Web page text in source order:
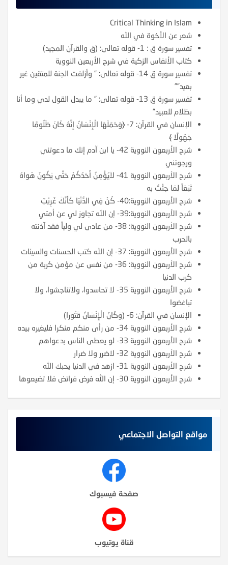
Critical Thinking in Islam
شعر عن الأخوة في الله
تفسير سورة ق : 1- قوله تعالى: (ق والقرآن المجيد)
كتاب الأنفاس الزكية في شرح الأربعين النووية
تفسير سورة ق 14- قوله تعالى: ” وأزلفت الجنة للمتقين غير
بعيد””
تفسير سورة ق 13- قوله تعالى: ” ما يبدل القول لدي وما أنا
بظلام للعبيد”
الإنسان في القرآن: 7- ﴿وَحَمَلَهَا الْإِنْسَانُ إِنَّهُ كَانَ ظَلُومًا
جَهُولًا ﴾
شرح الأربعون النووية 42- يا ابن آدم إنك ما دعوتني
ورجوتني
شرح الأربعون النووية 41- لاَيُؤْمِنُ أَحَدُكُمْ حَتَّى يَكُونَ هَواهُ
تَبَعَاً لِمَا جِئْتُ بِهِ
شرح الأربعون النووية:40- كُنْ فِي الدُّنْيَا كَأَنَّكَ غَرِيْبٌ
شرح الأربعون النووية:39- إن الله تجاوز لي عن أمتي
شرح الأربعون النووية: 38- من عادى لي ولياً فقد آذنته
بالحرب
شرح الأربعون النووية: 37- إن الله كتب الحسنات والسيئات
شرح الأربعون النووية: 36- من نفس عن مؤمن كربة من
كرب الدنيا
شرح الأربعون النووية 35- لا تحاسدوا، ولاتناجشوا، ولا
تباغضوا
الإنسان في القرآن: 6- (وَكَانَ الْإِنْسَانُ قَتُورا)
شرح الأربعون النووية 34- من رأى منكم منكرا فليغيره بيده
شرح الأربعون النووية 33- لو يعطى الناس بدعواهم
شرح الأربعون النووية 32- لاضرر ولا ضرار
شرح الأربعون النووية 31- ازهد في الدنيا يحبك الله
شرح الأربعون النووية 30- إن الله فرض فرائض فلا تضيعوها
مواقع التواصل الاجتماعي
صفحة فيسبوك
قناة يوتيوب